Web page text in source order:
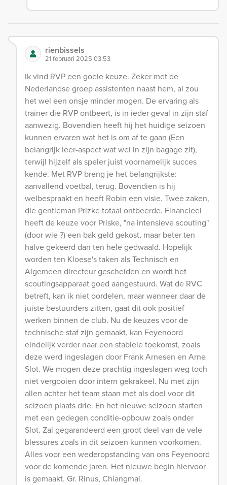
rienbissels
21 februari 2025 03:53
Ik vind RVP een goeie keuze. Zeker met de
Nederlandse groep assistenten naast hem, al zou
het wel een onsje minder mogen. De ervaring als
trainer die RVP ontbeert, is in ieder geval in zijn staf
aanwezig. Bovendien heeft hij het huidige seizoen
kunnen ervaren wat het is om af te gaan (Een
belangrijk leer-aspect wat wel in zijn bagage zit),
terwijl hijzelf als speler juist voornamelijk succes
kende. Met RVP breng je het belangrijkste:
aanvallend voetbal, terug. Bovendien is hij
welbespraakt en heeft Robin een visie. Twee zaken,
die gentleman Prizke totaal ontbeerde. Financieel
heeft de keuze voor Priske, "na intensieve scouting"
(door wie ?) een bak geld gekost, maar beter ten
halve gekeerd dan ten hele gedwaald. Hopelijk
worden ten Kloese's taken als Technisch en
Algemeen directeur gescheiden en wordt het
scoutingsapparaat goed aangestuurd. Wat de RVC
betreft, kan ik niet oordelen, maar wanneer daar de
juiste bestuurders zitten, gaat dit ook positief
werken binnen de club. Nu de keuzes voor de
technische staf zijn gemaakt, kan Feyenoord
eindelijk verder naar een stabiele toekomst, zoals
deze werd ingeslagen door Frank Arnesen en Arne
Slot. We mogen deze prachtig ingeslagen weg toch
niet vergooien door intern gekrakeel. Nu met zijn
allen achter het team staan met als doel voor dit
seizoen plaats drie. En het nieuwe seizoen starten
met een gedegen conditie-opbouw zoals onder
Slot. Zal gegarandeerd een groot deel van de vele
blessures zoals in dit seizoen kunnen voorkomen.
Alles voor een wederopstanding van ons Feyenoord
voor de komende jaren. Het nieuwe begin hiervoor
is gemaakt. Gr. Rinus, Chiangmai.